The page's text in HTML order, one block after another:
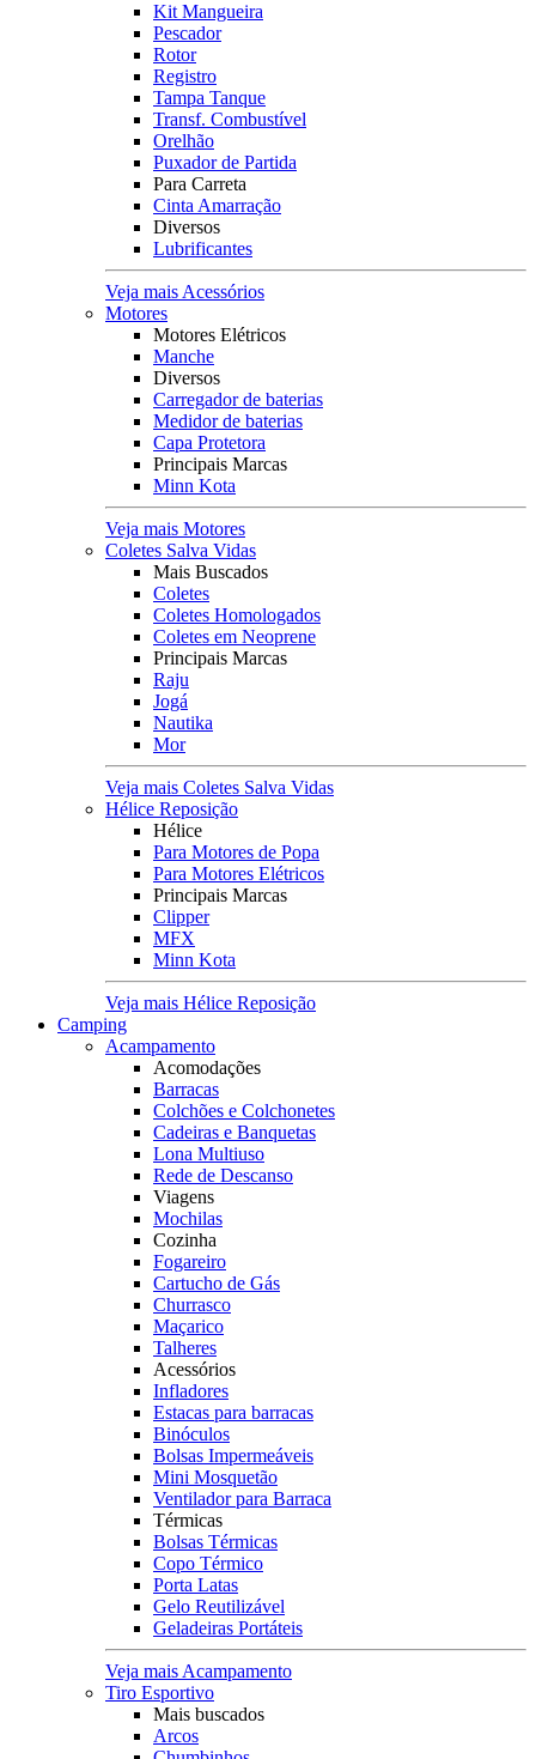
Kit Mangueira
Pescador
Rotor
Registro
Tampa Tanque
Transf. Combustível
Orelhão
Puxador de Partida
Para Carreta
Cinta Amarração
Diversos
Lubrificantes
Veja mais Acessórios
Motores
Motores Elétricos
Manche
Diversos
Carregador de baterias
Medidor de baterias
Capa Protetora
Principais Marcas
Minn Kota
Veja mais Motores
Coletes Salva Vidas
Mais Buscados
Coletes
Coletes Homologados
Coletes em Neoprene
Principais Marcas
Raju
Jogá
Nautika
Mor
Veja mais Coletes Salva Vidas
Hélice Reposição
Hélice
Para Motores de Popa
Para Motores Elétricos
Principais Marcas
Clipper
MFX
Minn Kota
Veja mais Hélice Reposição
Camping
Acampamento
Acomodações
Barracas
Colchões e Colchonetes
Cadeiras e Banquetas
Lona Multiuso
Rede de Descanso
Viagens
Mochilas
Cozinha
Fogareiro
Cartucho de Gás
Churrasco
Maçarico
Talheres
Acessórios
Infladores
Estacas para barracas
Binóculos
Bolsas Impermeáveis
Mini Mosquetão
Ventilador para Barraca
Térmicas
Bolsas Térmicas
Copo Térmico
Porta Latas
Gelo Reutilizável
Geladeiras Portáteis
Veja mais Acampamento
Tiro Esportivo
Mais buscados
Arcos